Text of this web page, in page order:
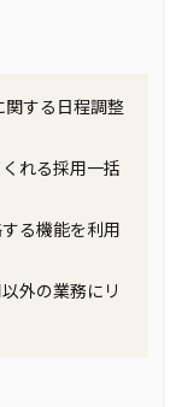
する日程調整
れる採用一括
る機能を利用
外の業務にリ